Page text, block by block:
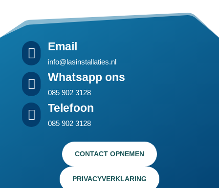
 Email
info@lasinstallaties.nl
 Whatsapp ons
085 902 3128
 Telefoon
085 902 3128
CONTACT OPNEMEN
PRIVACYVERKLARING